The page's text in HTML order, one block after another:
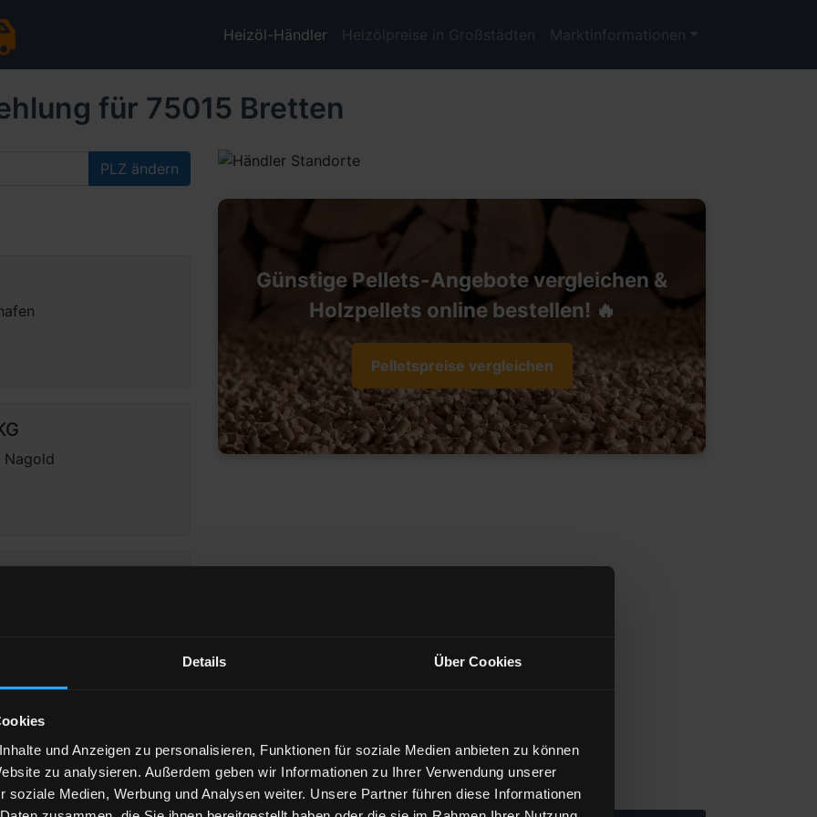
Details Über Cookies
und Anzeigen zu personalisieren, Funktionen für soziale Medien anbieten zu können
zu analysieren. Außerdem geben wir Informationen zu Ihrer Verwendung unserer
soziale Medien, Werbung und Analysen weiter. Unsere Partner führen diese Informationen
Heizöl-Händler Heizölpreise in Großstädten Marktinformationen
für 75015 Bretten
PLZ ändern
Nagold
Günstige Pellets-Angebote vergleichen &
Holzpellets online bestellen! 🔥
Pelletspreise vergleichen
Bretten